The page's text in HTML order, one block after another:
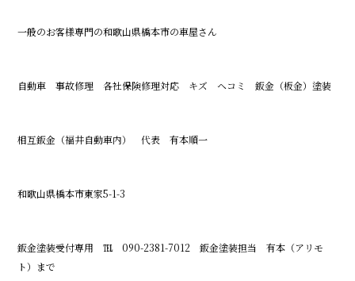
一般のお客様専門の和歌山県橋本市の車屋さん
自動車 事故修理 各社保険修理対応 キズ ヘコミ 鈑金（板金）塗装
相互鈑金（福井自動車内） 代表 有本順一
和歌山県橋本市東家5-1-3
鈑金塗装受付専用 ℡ 090-2381-7012 鈑金塗装担当 有本（アリモ
ト）まで